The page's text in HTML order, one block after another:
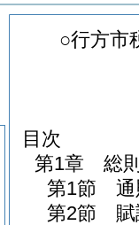
○行方市
目次
第1章
総
第1節
第2節